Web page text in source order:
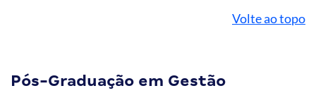
Volte ao topo
Pós-Graduação em Gestão